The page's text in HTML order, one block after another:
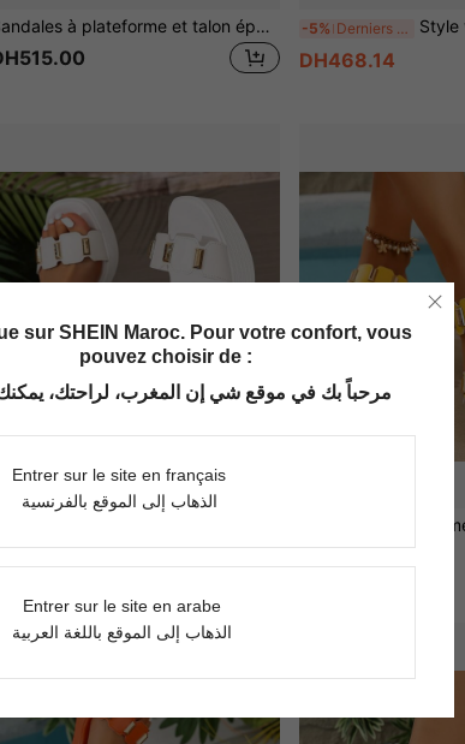
Sandales à plateforme et talon épais blanches pour femmes avec clous métalliques dorés et sangles croisées, 2026 Bohème Maximaliste, multiples couleurs unies, bout ouvert, sans dos, à enfiler, bout carré, tige en cuir synthétique respirant avec accents de quincaillerie dorée brillante, semelle plateforme épaisse rayée avec augmentation de la hauteur, fond texturé antidérapant confortable, semelle intérieure souple et amortissante, matériau synthétique léger et durable, convient pour les vacances à la plage, les fêtes à la piscine, les voyages tropicaux, à assortir avec des jeans, des jupes fluides, des bracelets de cheville perlés, sandales décontractées à plateforme et métal pour femmes, incontournable printemps/été 2026 -5% Derniers 2 jours Style vintage de luxe européen & américain, sandales compensées à semelle épaisse marron foncé classique avec imprimé léopard entrelacé, chaussures mules d'été à bout ouvert pour femmes, sandales à
DH468.14
DH554.00
sur SHEIN Maroc. Pour votre confort, vous
pouvez choisir de :
مرحباً بك في موقع شي إن المغرب، لراحتك، يمكنك
Entrer sur le site en français
الذهاب إلى الموقع بالفرنسية
Entrer sur le site en arabe
الذهاب إلى الموقع باللغة العربية